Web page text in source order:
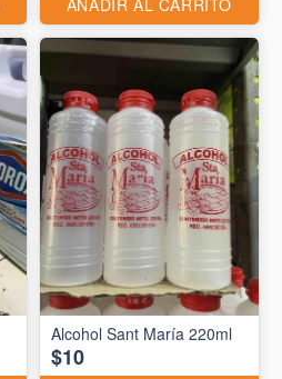
AÑADIR AL CARRITO
Alcohol Sant María 220ml
$10